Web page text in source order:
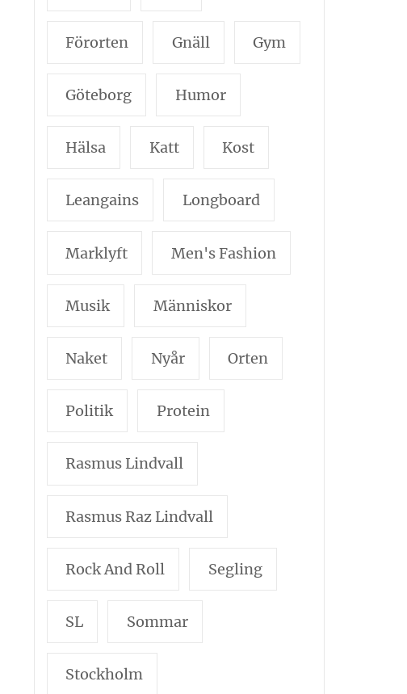
Förorten Gnäll Gym
Göteborg Humor
Hälsa Katt Kost
Leangains Longboard
Marklyft Men's Fashion
Musik Människor
Naket Nyår Orten
Politik Protein
Rasmus Lindvall
Rasmus Raz Lindvall
Rock And Roll Segling
SL Sommar
Stockholm